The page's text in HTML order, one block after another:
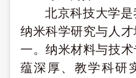
北京科技大学
纳米科学研究与人
一。纳米材料与技
蕴深厚、教学科研